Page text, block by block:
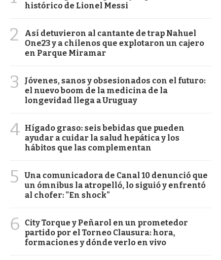
histórico de Lionel Messi
2
Así detuvieron al cantante de trap Nahuel
One23 y a chilenos que explotaron un cajero
en Parque Miramar
3
Jóvenes, sanos y obsesionados con el futuro:
el nuevo boom de la medicina de la
longevidad llega a Uruguay
4 Hígado graso: seis bebidas que pueden
ayudar a cuidar la salud hepática y los
hábitos que las complementan
5
Una comunicadora de Canal 10 denunció que
un ómnibus la atropelló, lo siguió y enfrentó
al chofer: "En shock"
6
City Torque y Peñarol en un prometedor
partido por el Torneo Clausura: hora,
formaciones y dónde verlo en vivo